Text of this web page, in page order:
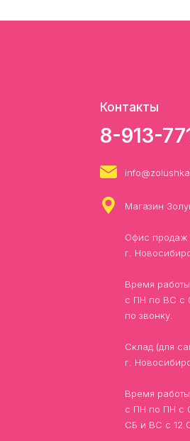
Контакты
8-913-
Магазин
Офис
г.
Время
с ПН по ВС с
по звонку.
Склад (для
г.
Время
с ПН по ПН с
СБ и ВС с